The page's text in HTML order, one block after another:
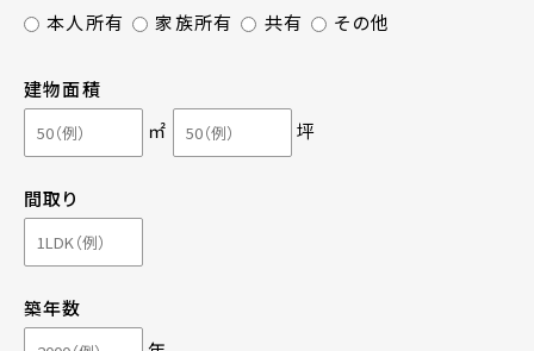
本人所有 家族所有 共有 その他
建物面積
㎡
坪
間取り
築年数